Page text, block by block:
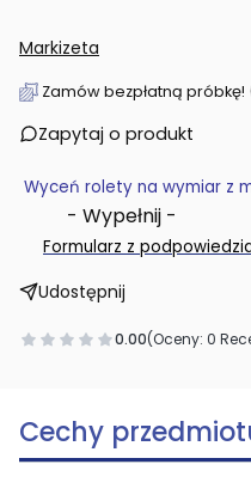
Markizeta
Zamów bezpłatną próbkę!
Zapytaj o produkt
Wyceń rolety na wymiar z
- Wypełnij -
Formularz z
Udostępnij
0.00(Oceny: 0
Cechy